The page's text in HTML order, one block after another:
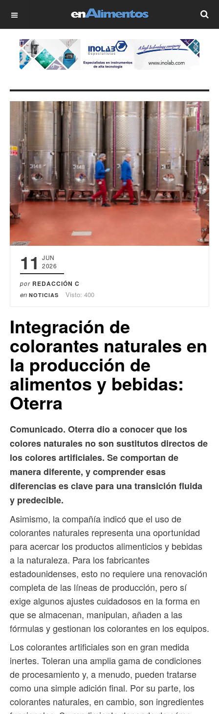
OFF CANVAS
11
JUN
2026
por REDACCIÓN C
en NOTICIAS Visto: 400
Integración de
colorantes naturales en
la producción de
alimentos y bebidas:
Oterra
Comunicado. Oterra dio a conocer que los
colores naturales no son sustitutos directos de
los colores artificiales. Se comportan de
manera diferente, y comprender esas
diferencias es clave para una transición fluida
y predecible.
Asimismo, la compañía indicó que el uso de
colorantes naturales representa una oportunidad
para acercar los productos alimenticios y bebidas
a la naturaleza. Para los fabricantes
estadounidenses, esto no requiere una renovación
completa de las líneas de producción, pero sí
exige algunos ajustes cuidadosos en la forma en
que se almacenan, manipulan, añaden a las
fórmulas y gestionan los colorantes en los equipos.
Los colorantes artificiales son en gran medida
inertes. Toleran una amplia gama de condiciones
de procesamiento y, a menudo, pueden tratarse
como una simple adición final. Por su parte, los
colorantes naturales, en cambio, son ingredientes